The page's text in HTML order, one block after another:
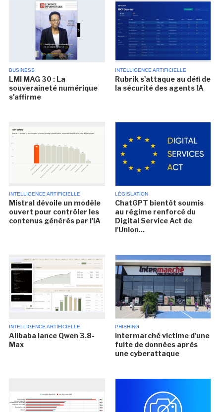
BUSINESS
LMI MAG 30 : La
souveraineté numérique
s'affirme
INTELLIGENCE ARTIFICIELLE
Rubrik s'attaque au défi de
la sécurité des agents IA
INTELLIGENCE ARTIFICIELLE
Mistral dévoile un modèle
ouvert pour contrôler les
contenus générés par l'IA
LÉGISLATION
ChatGPT bientôt soumis
au régime renforcé du
Digital Service Act de
l'Union...
INTELLIGENCE ARTIFICIELLE
Alibaba lance Qwen 3.8-
Max
PHISHING
Intermarché victime d'une
fuite de données après
une cyberattaque